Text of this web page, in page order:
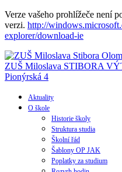
Verze vašeho prohlížeče není
verzi. http://
explorer/download-ie
ZUŠ Miloslava STIBORA
Pionýrská 4
Aktuality
O škole
Historie školy
Struktura studia
Školní řád
Šablony OP JAK
Poplatky za studium